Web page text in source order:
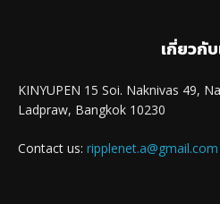
เกี่ยวกับ
KINYUPEN 15 Soi. Naknivas 49,
Ladpraw, Bangkok 10230
Contact us: ripplenet.a@gmail.com